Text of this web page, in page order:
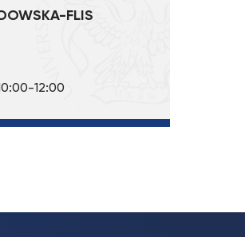
FLIS
12:00